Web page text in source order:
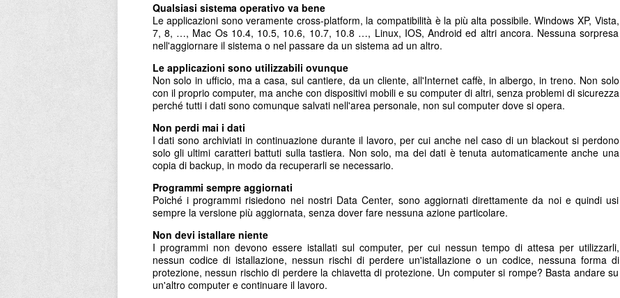
Qualsiasi sistema operativo va bene
Le applicazioni sono veramente cross-platform, la compatibilità è la più alta possibile. Windows XP, Vista,
7, 8, …, Mac Os 10.4, 10.5, 10.6, 10.7, 10.8 …, Linux, IOS, Android ed altri ancora. Nessuna sorpresa
nell'aggiornare il sistema o nel passare da un sistema ad un altro.
Le applicazioni sono utilizzabili ovunque
Non solo in ufficio, ma a casa, sul cantiere, da un cliente, all'Internet caffè, in albergo, in treno. Non solo
con il proprio computer, ma anche con dispositivi mobili e su computer di altri, senza problemi di sicurezza
perché tutti i dati sono comunque salvati nell'area personale, non sul computer dove si opera.
Non perdi mai i dati
I dati sono archiviati in continuazione durante il lavoro, per cui anche nel caso di un blackout si perdono
solo gli ultimi caratteri battuti sulla tastiera. Non solo, ma dei dati è tenuta automaticamente anche una
copia di backup, in modo da recuperarli se necessario.
Programmi sempre aggiornati
Poiché i programmi risiedono nei nostri Data Center, sono aggiornati direttamente da noi e quindi usi
sempre la versione più aggiornata, senza dover fare nessuna azione particolare.
Non devi istallare niente
I programmi non devono essere istallati sul computer, per cui nessun tempo di attesa per utilizzarli,
nessun codice di istallazione, nessun rischi di perdere un'istallazione o un codice, nessuna forma di
protezione, nessun rischio di perdere la chiavetta di protezione. Un computer si rompe? Basta andare su
un'altro computer e continuare il lavoro.